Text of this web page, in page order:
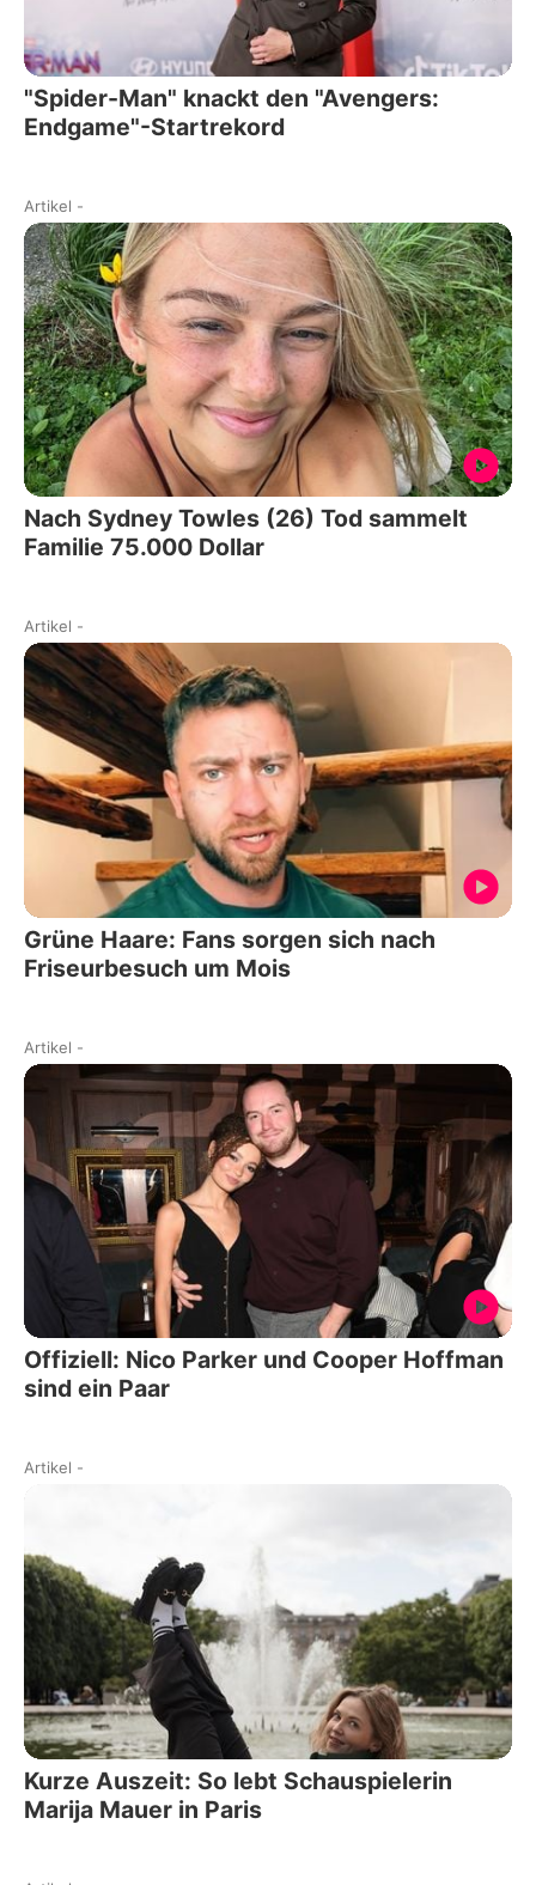
"Spider-Man" knackt den "Avengers:
Endgame"-Startrekord
Artikel -
Nach Sydney Towles (26) Tod sammelt
Familie 75.000 Dollar
Artikel -
Grüne Haare: Fans sorgen sich nach
Friseurbesuch um Mois
Artikel -
Offiziell: Nico Parker und Cooper Hoffman
sind ein Paar
Artikel -
Kurze Auszeit: So lebt Schauspielerin
Marija Mauer in Paris